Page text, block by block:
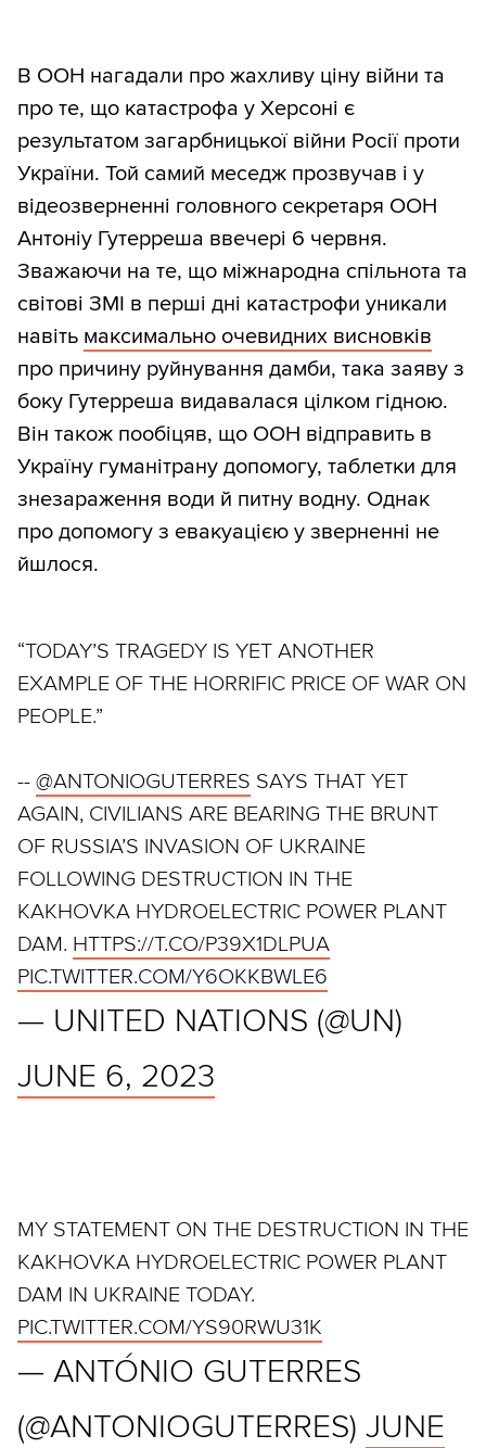
В ООН нагадали про жахливу ціну війни та
про те, що катастрофа у Херсоні є
результатом загарбницької війни Росії проти
України. Той самий меседж прозвучав і у
відеозверненні головного секретаря ООН
Антоніу Гутерреша ввечері 6 червня.
Зважаючи на те, що міжнародна спільнота та
світові ЗМІ в перші дні катастрофи уникали
навіть максимально очевидних висновків
про причину руйнування дамби, така заяву з
боку Гутерреша видавалася цілком гідною.
Він також пообіцяв, що ООН відправить в
Україну гуманітрану допомогу, таблетки для
знезараження води й питну водну. Однак
про допомогу з евакуацією у зверненні не
йшлося.
“TODAY’S TRAGEDY IS YET ANOTHER
EXAMPLE OF THE HORRIFIC PRICE OF WAR ON
PEOPLE.”
-- @ANTONIOGUTERRES SAYS THAT YET
AGAIN, CIVILIANS ARE BEARING THE BRUNT
OF RUSSIA’S INVASION OF UKRAINE
FOLLOWING DESTRUCTION IN THE
KAKHOVKA HYDROELECTRIC POWER PLANT
DAM. HTTPS://T.CO/P39X1DLPUA
PIC.TWITTER.COM/Y6OKKBWLE6
— UNITED NATIONS (@UN)
JUNE 6, 2023
MY STATEMENT ON THE DESTRUCTION IN THE
KAKHOVKA HYDROELECTRIC POWER PLANT
DAM IN UKRAINE TODAY.
PIC.TWITTER.COM/YS90RWU31K
— ANTÓNIO GUTERRES
(@ANTONIOGUTERRES) JUNE